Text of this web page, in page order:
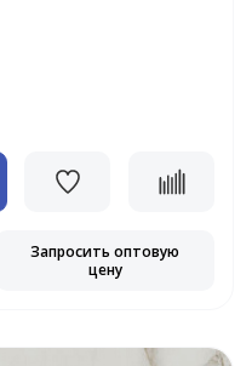
Запросить оптовую
цену